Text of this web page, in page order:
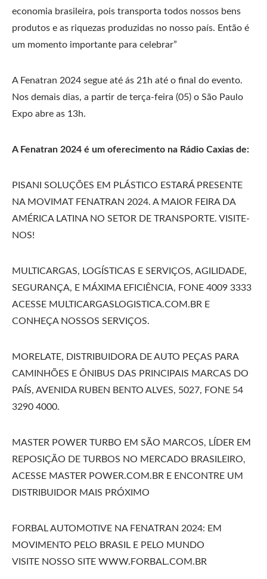
economia brasileira, pois transporta todos nossos bens
produtos e as riquezas produzidas no nosso país. Então é
um momento importante para celebrar”
A Fenatran 2024 segue até ás 21h até o final do evento.
Nos demais dias, a partir de terça-feira (05) o São Paulo
Expo abre as 13h.
A Fenatran 2024 é um oferecimento na Rádio Caxias de:
PISANI SOLUÇÕES EM PLÁSTICO ESTARÁ PRESENTE
NA MOVIMAT FENATRAN 2024. A MAIOR FEIRA DA
AMÉRICA LATINA NO SETOR DE TRANSPORTE. VISITE-
NOS!
MULTICARGAS, LOGÍSTICAS E SERVIÇOS, AGILIDADE,
SEGURANÇA, E MÁXIMA EFICIÊNCIA, FONE 4009 3333
ACESSE MULTICARGASLOGISTICA.COM.BR E
CONHEÇA NOSSOS SERVIÇOS.
MORELATE, DISTRIBUIDORA DE AUTO PEÇAS PARA
CAMINHÕES E ÔNIBUS DAS PRINCIPAIS MARCAS DO
PAÍS, AVENIDA RUBEN BENTO ALVES, 5027, FONE 54
3290 4000.
MASTER POWER TURBO EM SÃO MARCOS, LÍDER EM
REPOSIÇÃO DE TURBOS NO MERCADO BRASILEIRO,
ACESSE MASTER POWER.COM.BR E ENCONTRE UM
DISTRIBUIDOR MAIS PRÓXIMO
FORBAL AUTOMOTIVE NA FENATRAN 2024: EM
MOVIMENTO PELO BRASIL E PELO MUNDO
VISITE NOSSO SITE WWW.FORBAL.COM.BR